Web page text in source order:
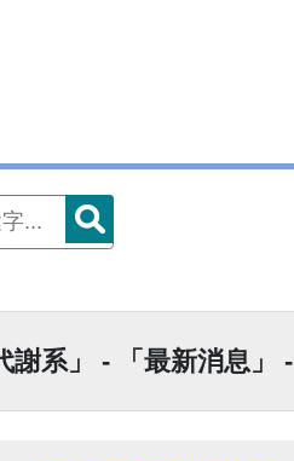
謝系」 - 「最新消息」 -